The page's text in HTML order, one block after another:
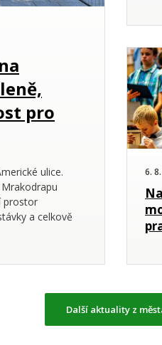
pro
ulice.
prostor
a celkově
6.
Další aktuality z